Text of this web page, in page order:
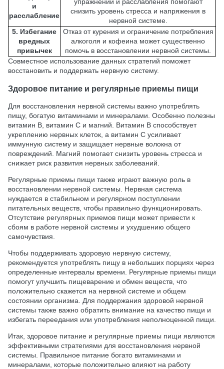
и
расслабление
упражнений и расслабления помогают
снизить уровень стресса и напряжения в
нервной системе.
5. Избегание
вредных
привычек
Отказ от курения и ограничение потребления
алкоголя и кофеина может существенно
помочь в восстановлении нервной системы.
Совместное использование данных стратегий поможет
восстановить и поддержать нервную систему.
Здоровое питание и регулярные приемы пищи
Для восстановления нервной системы важно употреблять
пищу, богатую витаминами и минералами. Особенно полезны
витамин B, витамин C и магний. Витамин B способствует
укреплению нервных клеток, а витамин C усиливает
иммунную систему и защищает нервные волокна от
повреждений. Магний помогает снизить уровень стресса и
снижает риск развития нервных заболеваний.
Регулярные приемы пищи также играют важную роль в
восстановлении нервной системы. Нервная система
нуждается в стабильном и регулярном поступлении
питательных веществ, чтобы правильно функционировать.
Отсутствие регулярных приемов пищи может привести к
сбоям в работе нервной системы и ухудшению общего
самочувствия.
Чтобы поддерживать здоровую нервную систему,
рекомендуется употреблять пищу в небольших порциях через
определенные интервалы времени. Регулярные приемы пищи
помогут улучшить пищеварение и обмен веществ, что
положительно скажется на нервной системе и общем
состоянии организма. Для поддержания здоровой нервной
системы также важно обратить внимание на качество пищи и
избегать переедания или употребления неполноценной пищи.
Итак, здоровое питание и регулярные приемы пищи являются
эффективными стратегиями для восстановления нервной
системы. Правильное питание богато витаминами и
минералами, которые положительно влияют на работу